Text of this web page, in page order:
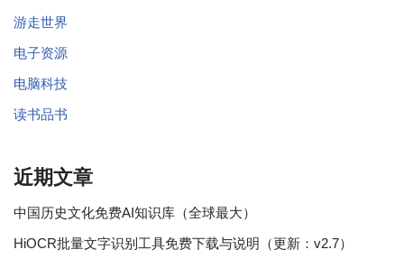
游走世界
电子资源
电脑科技
读书品书
近期文章
中国历史文化免费AI知识库（全球最大）
HiOCR批量文字识别工具免费下载与说明（更新：v2.7）